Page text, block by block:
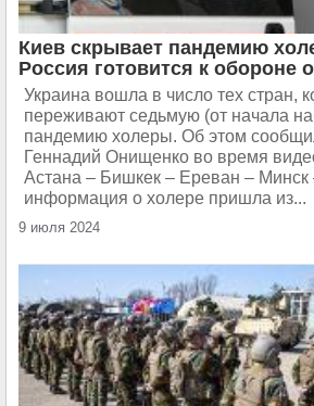
Киев скрывает пандемию
Россия готовится к обороне
Украина вошла в число тех стран,
переживают седьмую (от начала
пандемию холеры. Об этом
Геннадий Онищенко во время
Астана – Бишкек – Ереван – Минск
информация о холере пришла из...
9 июля 2024